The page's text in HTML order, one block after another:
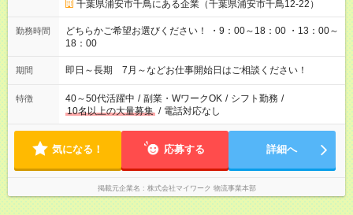
千葉県浦安市千鳥にある企業（千葉県浦安市千鳥12-22）
勤務時間
どちらかご希望お選びください！ ・9：00～18：00 ・13：00～
18：00
期間 即日～長期 7月～などお仕事開始日はご相談ください！
特徴 40～50代活躍中 / 副業・WワークOK / シフト勤務 /
10名以上の大量募集 / 電話対応なし
気になる！ 応募する 詳細へ
掲載元企業名 株式会社マイワーク 物流事業本部